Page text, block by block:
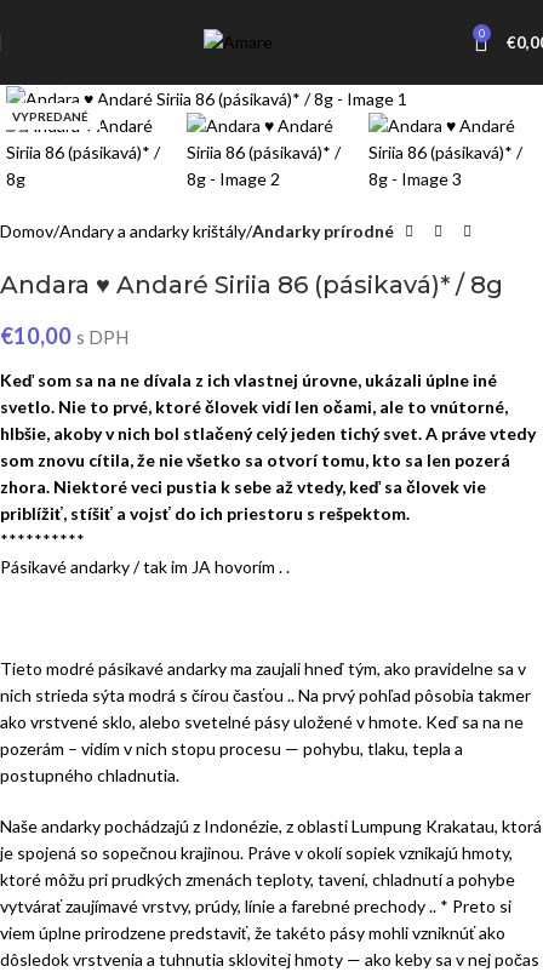
0 €
VYPREDANÉ
Domov Andary a andarky krištály Andarky prírodné
Andara ♥ Andaré Siriia 86 (pásikavá)* / 8g
€10,00 s DPH
Keď som sa na ne dívala z ich vlastnej úrovne, ukázali úplne iné
svetlo. Nie to prvé, ktoré človek vidí len očami, ale to vnútorné,
hlbšie, akoby v nich bol stlačený celý jeden tichý svet. A práve vtedy
som znovu cítila, že nie všetko sa otvorí tomu, kto sa len pozerá
zhora. Niektoré veci pustia k sebe až vtedy, keď sa človek vie
priblížiť, stíšiť a vojsť do ich priestoru s rešpektom.
**********
Pásikavé andarky / tak im JA hovorím . .
Tieto modré pásikavé andarky ma zaujali hneď tým, ako pravidelne sa v
nich strieda sýta modrá s čírou časťou .. Na prvý pohľad pôsobia takmer
ako vrstvené sklo, alebo svetelné pásy uložené v hmote. Keď sa na ne
pozerám – vidím v nich stopu procesu — pohybu, tlaku, tepla a
postupného chladnutia.
Naše andarky pochádzajú z Indonézie, z oblasti Lumpung Krakatau, ktorá
je spojená so sopečnou krajinou. Práve v okolí sopiek vznikajú hmoty,
ktoré môžu pri prudkých zmenách teploty, tavení, chladnutí a pohybe
vytvárať zaujímavé vrstvy, prúdy, línie a farebné prechody .. * Preto si
viem úplne prirodzene predstaviť, že takéto pásy mohli vzniknúť ako
dôsledok vrstvenia a tuhnutia sklovitej hmoty — ako keby sa v nej počas